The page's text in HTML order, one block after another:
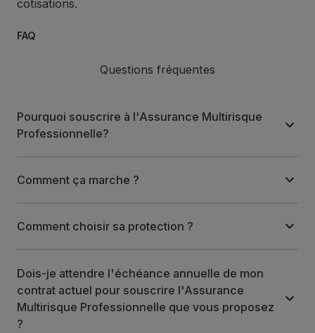
cotisations.
FAQ
Questions fréquentes
Pourquoi souscrire à l'Assurance Multirisque
Professionnelle?
Comment ça marche ?
Comment choisir sa protection ?
Dois-je attendre l'échéance annuelle de mon
contrat actuel pour souscrire l'Assurance
Multirisque Professionnelle que vous proposez
?